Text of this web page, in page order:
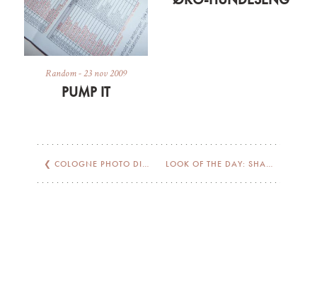
Random-23 nov 2009
PUMP IT
❮ COLOGNE PHOTO DIARY 1 LOOK OF THE DAY: SHADES OF GREY